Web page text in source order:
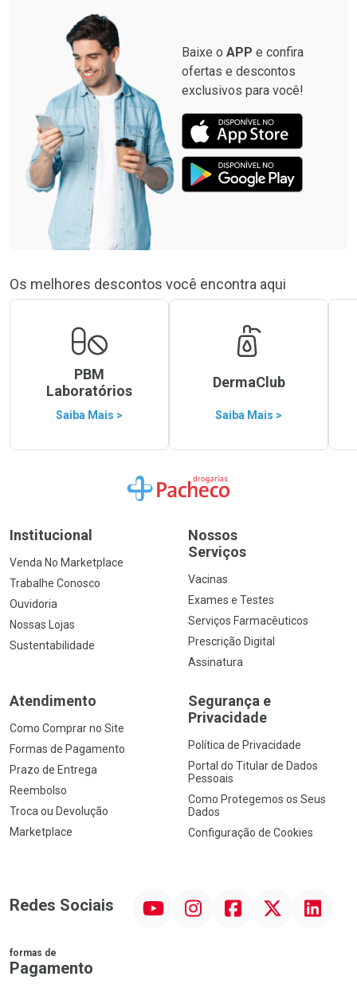
Baixe o APP e confira
ofertas e descontos
exclusivos para você!
Os melhores descontos você encontra aqui
PBM
Laboratórios
Saiba Mais >
DermaClub
Saiba Mais >
Ir para a Home
Institucional
Venda No Marketplace
Trabalhe Conosco
Ouvidoria
Nossas Lojas
Sustentabilidade
Nossos
Serviços
Vacinas
Exames e Testes
Serviços Farmacêuticos
Prescrição Digital
Assinatura
Atendimento
Como Comprar no Site
Formas de Pagamento
Prazo de Entrega
Reembolso
Troca ou Devolução
Marketplace
Segurança e
Privacidade
Política de Privacidade
Portal do Titular de Dados
Pessoais
Como Protegemos os Seus
Dados
Configuração de Cookies
Redes Sociais InstagramFacebookTwitter Linkedin
formas de
Pagamento